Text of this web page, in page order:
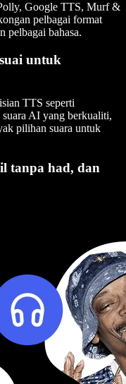
Google TTS, Murf &
pelbagai format
pelbagai bahasa.
untuk
TTS seperti
suara AI yang berkualiti,
pilihan suara untuk
tanpa had, dan